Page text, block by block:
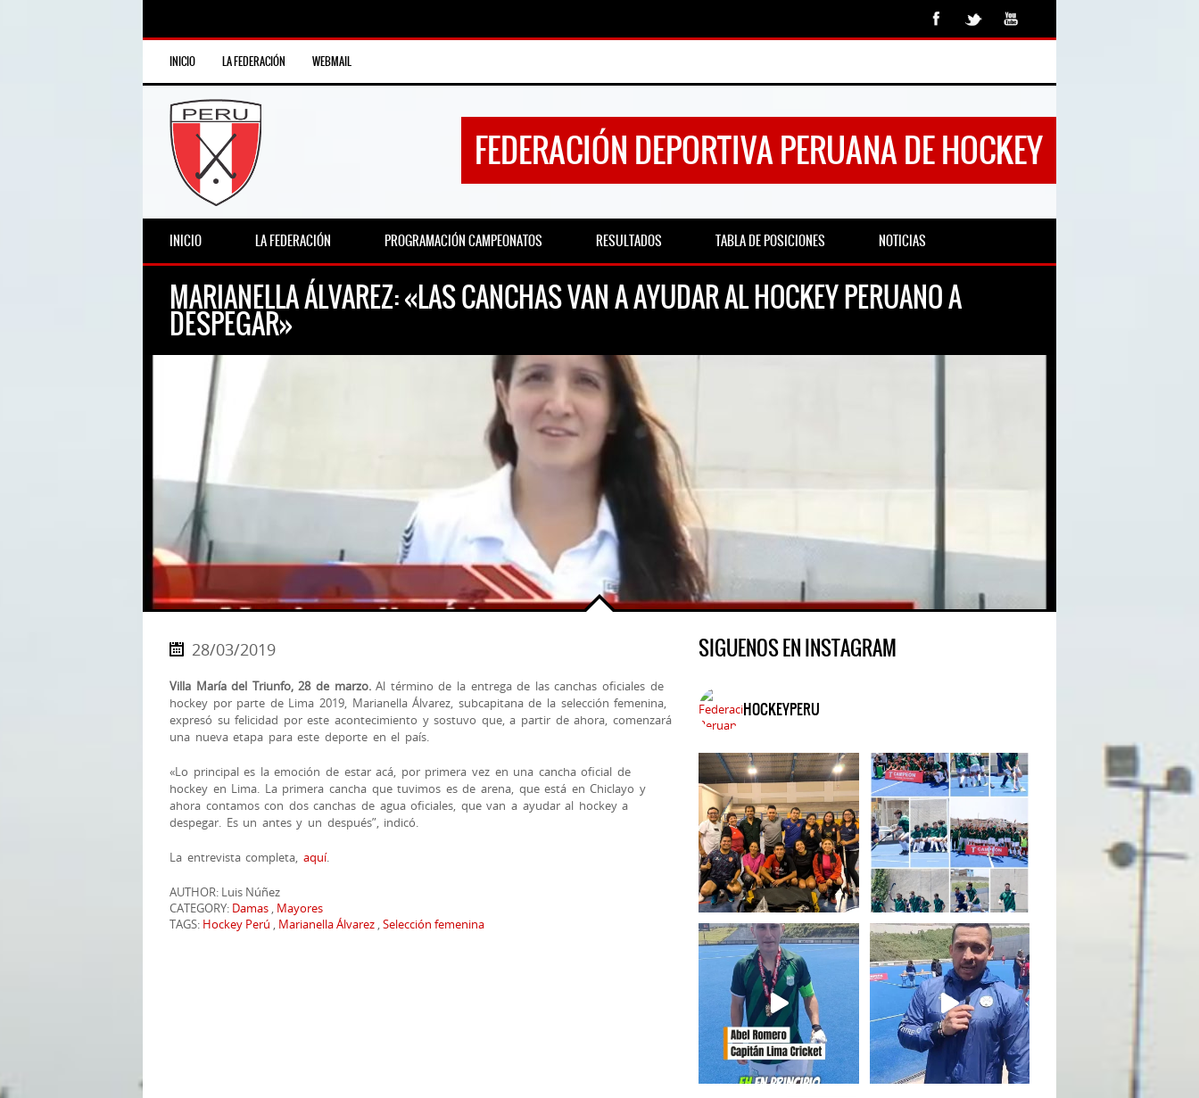
INICIO LA FEDERACIÓN WEBMAIL
FEDERACIÓN DEPORTIVA PERUANA DE HOCKEY
INICIO LA FEDERACIÓN PROGRAMACIÓN CAMPEONATOS RESULTADOS TABLA DE POSICIONES NOTICIAS
MARIANELLA ÁLVAREZ: «LAS CANCHAS VAN A AYUDAR AL HOCKEY PERUANO A
DESPEGAR»
28/03/2019
Villa María del Triunfo, 28 de marzo.Al término de la entrega de las canchas oficiales de
hockey por parte de Lima 2019, Marianella Álvarez, subcapitana de la selección femenina,
expresó su felicidad por este acontecimiento y sostuvo que, a partir de ahora, comenzará
una nueva etapa para este deporte en el país.
«Lo principal es la emoción de estar acá, por primera vez en una cancha oficial de
hockey en Lima. La primera cancha que tuvimos es de arena, que está en Chiclayo y
ahora contamos con dos canchas de agua oficiales, que van a ayudar al hockey a
despegar. Es un antes y un después”, indicó.
La entrevista completa, aquí.
AUTHOR: Luis Núñez
CATEGORY: Damas , Mayores
TAGS: Hockey Perú , Marianella Álvarez ,Selección femenina
SIGUENOS EN INSTAGRAM
HOCKEYPERU